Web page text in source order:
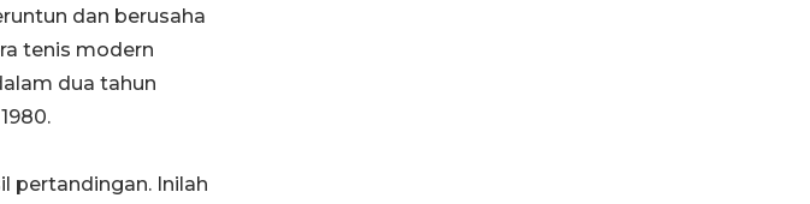
dan berusaha
tenis modern
dua tahun
pertandingan. Inilah